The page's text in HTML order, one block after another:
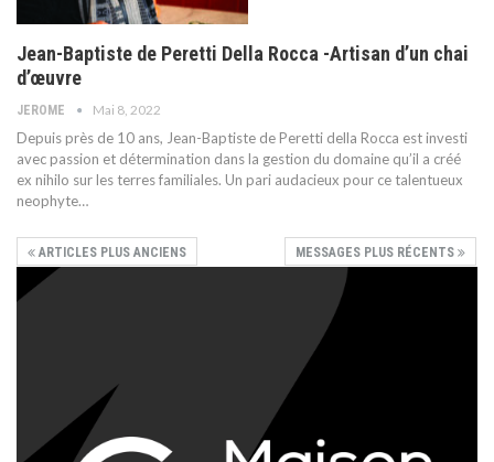
Jean-Baptiste de Peretti Della Rocca -Artisan d’un chai
d’œuvre
JEROME Mai 8, 2022
Depuis près de 10 ans, Jean-Baptiste de Peretti della Rocca est investi
avec passion et détermination dans la gestion du domaine qu’il a créé
ex nihilo sur les terres familiales. Un pari audacieux pour ce talentueux
neophyte…
ARTICLES PLUS ANCIENS MESSAGES PLUS RÉCENTS